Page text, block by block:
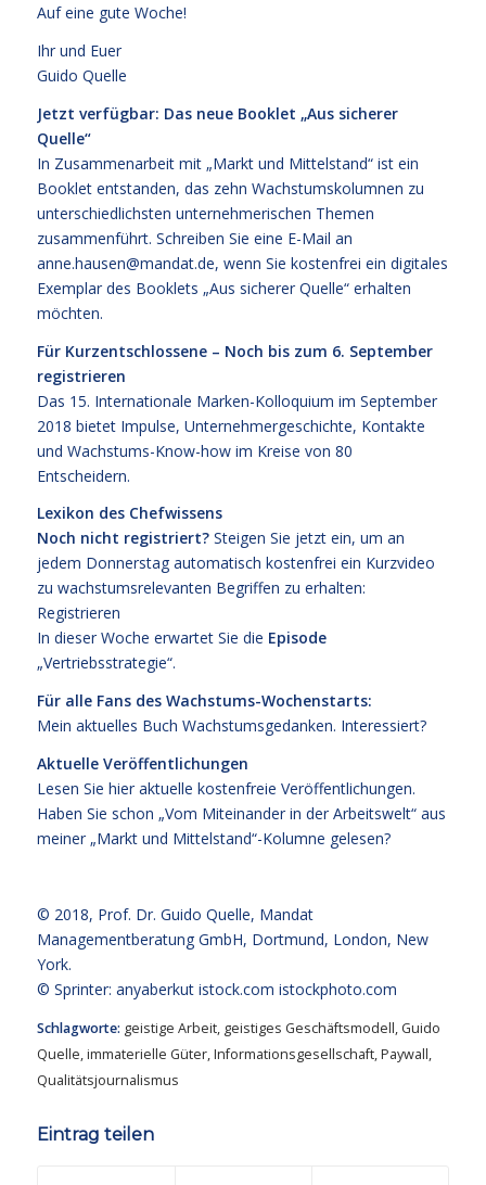
Auf eine gute Woche!
Ihr und Euer
Guido Quelle
Jetzt verfügbar: Das neue Booklet „Aus sicherer
Quelle“
In Zusammenarbeit mit „Markt und Mittelstand“ ist ein
Booklet entstanden, das zehn Wachstumskolumnen zu
unterschiedlichsten unternehmerischen Themen
zusammenführt. Schreiben Sie eine E-Mail an
anne.hausen@mandat.de, wenn Sie kostenfrei ein digitales
Exemplar des Booklets „Aus sicherer Quelle“ erhalten
möchten.
Für Kurzentschlossene – Noch bis zum 6. September
registrieren
Das 15. Internationale Marken-Kolloquium im September
2018 bietet Impulse, Unternehmergeschichte, Kontakte
und Wachstums-Know-how im Kreise von 80
Entscheidern.
Lexikon des Chefwissens
Noch nicht registriert?Steigen Sie jetzt ein, um an
jedem Donnerstag automatisch kostenfrei ein Kurzvideo
zu wachstumsrelevanten Begriffen zu erhalten:
Registrieren
In dieser Woche erwartet Sie die Episode
„Vertriebsstrategie“.
Für alle Fans des Wachstums-Wochenstarts:
Mein aktuelles Buch Wachstumsgedanken. Interessiert?
Aktuelle Veröffentlichungen
Lesen Sie hier aktuelle kostenfreie Veröffentlichungen.
Haben Sie schon „Vom Miteinander in der Arbeitswelt“ aus
meiner „Markt und Mittelstand“-Kolumne gelesen?
© 2018, Prof. Dr. Guido Quelle, Mandat
Managementberatung GmbH, Dortmund, London, New
York.
© Sprinter: anyaberkut istock.com istockphoto.com
Schlagworte: geistige Arbeit, geistiges Geschäftsmodell, Guido
Quelle,immaterielle Güter,Informationsgesellschaft,Paywall,
Qualitätsjournalismus
Eintrag teilen